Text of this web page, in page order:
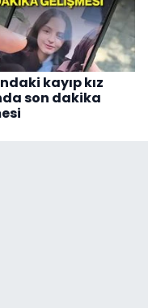
kayıp kız
son dakika